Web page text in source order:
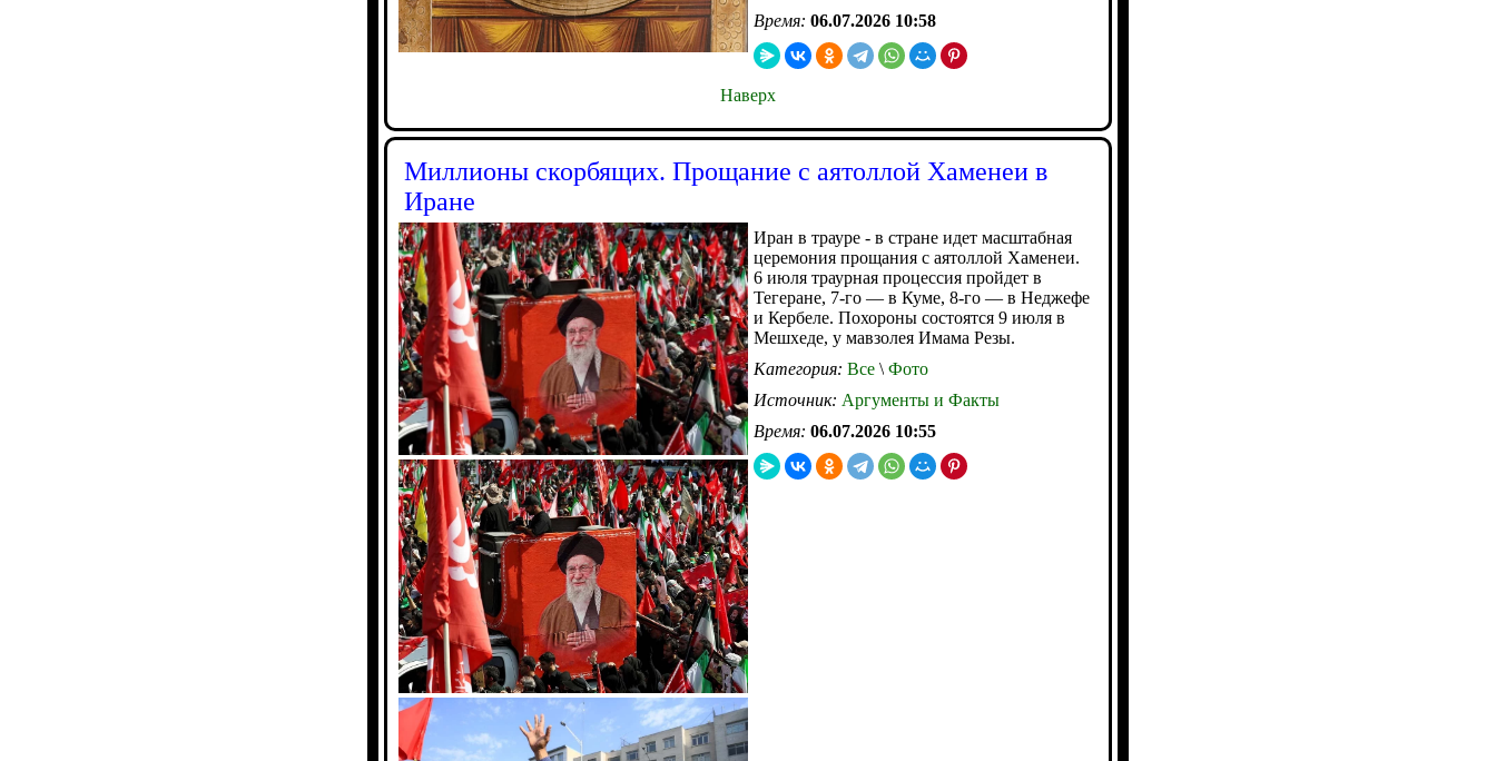
Время: 06.07.2026 10:58
Наверх
Миллионы скорбящих. Прощание с аятоллой Хаменеи в
Иране
Иран в трауре - в стране идет масштабная
церемония прощания с аятоллой Хаменеи.
6 июля траурная процессия пройдет в
Тегеране, 7-го — в Куме, 8-го — в Неджефе
и Кербеле. Похороны состоятся 9 июля в
Мешхеде, у мавзолея Имама Резы.
Категория: Все \ Фото
Источник: Аргументы и Факты
Время: 06.07.2026 10:55